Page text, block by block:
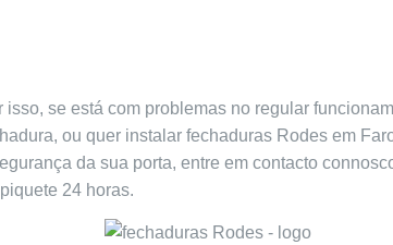
isso, se está com problemas no regular
ou quer instalar fechaduras Rodes em
da sua porta, entre em contacto
24 horas.